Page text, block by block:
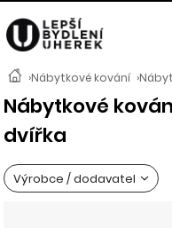
›Nábytkové kování ›
Nábytkové
dvířka
Výrobce / dodavatel